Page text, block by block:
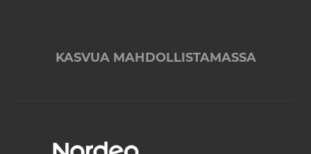
KASVUA MAHDOLLISTAMASSA